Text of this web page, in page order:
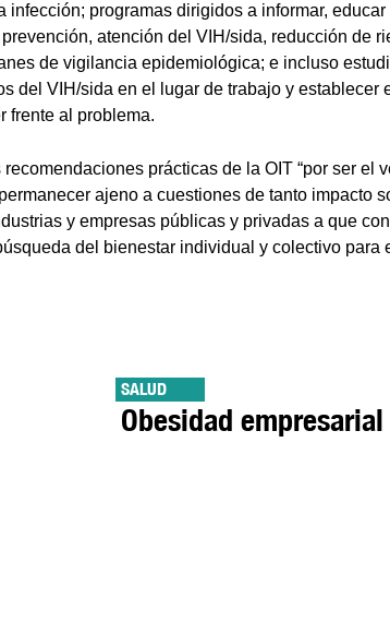
programas dirigidos a informar, educar
atención del VIH/sida, reducción de
de vigilancia epidemiológica; e incluso
del VIH/sida en el lugar de trabajo y establecer
frente al problema.
prácticas de la OIT “por ser el
ajeno a cuestiones de tanto impacto
y empresas públicas y privadas a que
del bienestar individual y colectivo para
SALUD
Obesidad empresarial